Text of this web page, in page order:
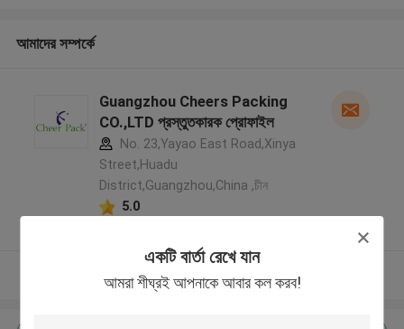
একটি বার্তা রেখে যান
আমরা শীঘ্রই আপনাকে আবার কল করব!
আমাদের সম্পর্কে
Guangzhou Cheers Packing
CO.,LTD প্রস্তুতকারক প্রোফাইল
No. 23,Yayao East Road,Xinya
Street,Huadu
District,Guangzhou,China ,চীন
5.0
আরো দেখুন